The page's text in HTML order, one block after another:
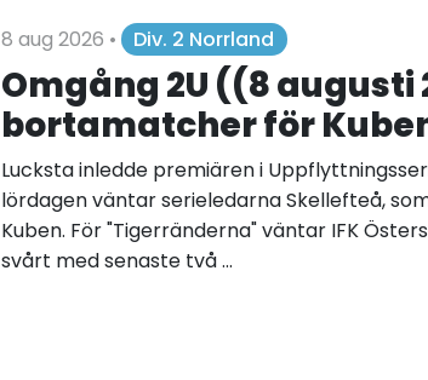
8 aug 2026 • Div. 2 Norrland
Omgång 2U ((8
bortamatcher för
Lucksta inledde premiären i
lördagen väntar serieledarna Skellefteå,
Kuben. För "Tigerränderna" väntar IFK
svårt med senaste två ...